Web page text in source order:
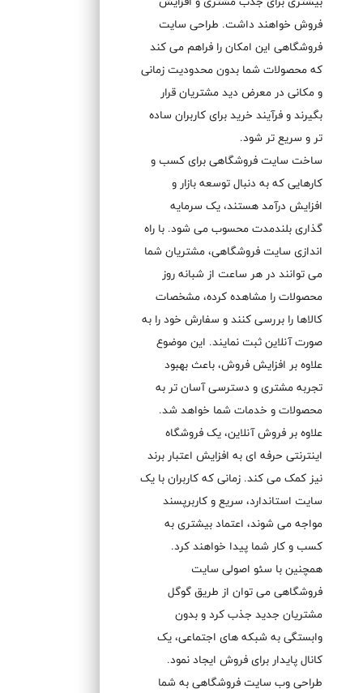
فروش خواهند داشت. طراحی سایت
فروشگاهی این امکان را فراهم می کند
که محصولات شما بدون محدودیت زمانی
و مکانی در معرض دید مشتریان قرار
بگیرند و فرآیند خرید برای کاربران ساده
تر و سریع تر شود.
ساخت سایت فروشگاهی برای کسب و
کارهایی که به دنبال توسعه بازار و
افزایش درآمد هستند، یک سرمایه
گذاری بلندمدت محسوب می شود. با راه
اندازی سایت فروشگاهی، مشتریان شما
می توانند در هر ساعت از شبانه روز
محصولات را مشاهده کرده، مشخصات
کالاها را بررسی کنند و سفارش خود را به
صورت آنلاین ثبت نمایند. این موضوع
علاوه بر افزایش فروش، باعث بهبود
تجربه مشتری و دسترسی آسان تر به
محصولات و خدمات شما خواهد شد.
علاوه بر فروش آنلاین، یک فروشگاه
اینترنتی حرفه ای به افزایش اعتبار برند
نیز کمک می کند. زمانی که کاربران با یک
سایت استاندارد، سریع و کاربرپسند
مواجه می شوند، اعتماد بیشتری به
کسب و کار شما پیدا خواهند کرد.
همچنین با سئو اصولی سایت
فروشگاهی می توان از طریق گوگل
مشتریان جدید جذب کرد و بدون
وابستگی به شبکه های اجتماعی، یک
کانال پایدار برای فروش ایجاد نمود.
طراحی وب سایت فروشگاهی به شما